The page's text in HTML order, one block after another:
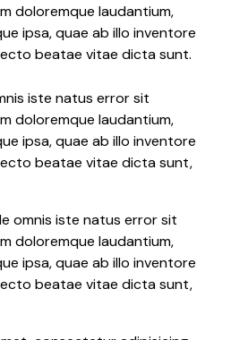
doloremque laudantium,
ipsa, quae ab illo inventore
beatae vitae dicta sunt.
iste natus error sit
doloremque laudantium,
ipsa, quae ab illo inventore
beatae vitae dicta sunt,
omnis iste natus error sit
doloremque laudantium,
ipsa, quae ab illo inventore
beatae vitae dicta sunt,